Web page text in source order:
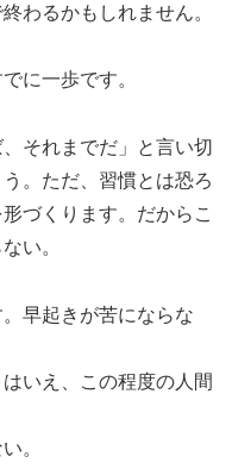
わるかもしれません。
に一歩です。
それまでだ」と言い切
。ただ、習慣とは恐ろ
づくります。だからこ
い。
早起きが苦にならな
いえ、この程度の人間
。